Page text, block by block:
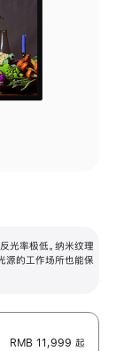
光率极低。纳米纹理
源的工作场所也能保
RMB 11,999 起